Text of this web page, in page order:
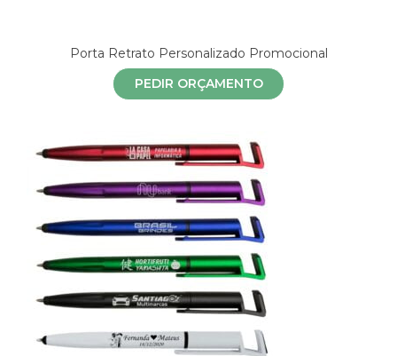
Porta Retrato Personalizado Promocional
PEDIR ORÇAMENTO